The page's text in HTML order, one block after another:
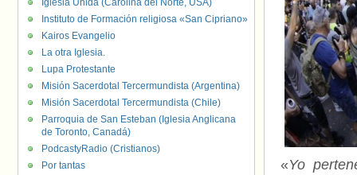
«Yo
Iglesia Unida (Carolina del Norte, USA)
Instituto de Formación religiosa «San Cipriano»
Kairos Evangelio
La otra Iglesia.
Lupa Protestante
Misión Sacerdotal Tercermundista (Argentina)
Misión Sacerdotal Tercermundista (Chile)
Parroquia de San Esteban (Iglesia Anglicana
de Toronto, Canadá)
PodcastyRadio (Cristianos)
Por tantas